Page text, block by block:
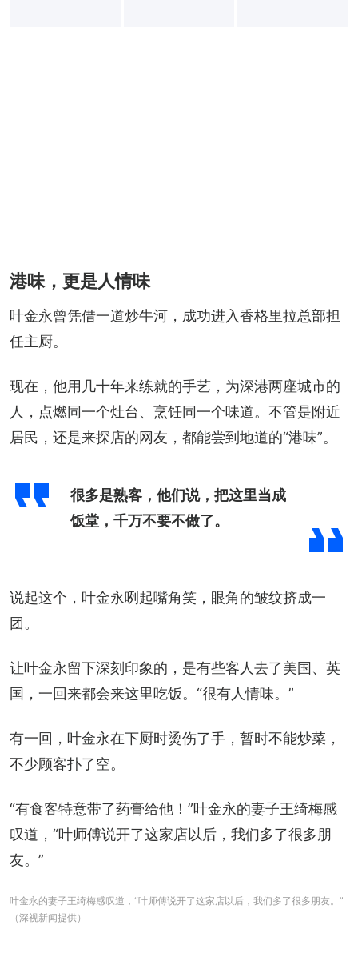
港味，更是人情味
叶金永曾凭借一道炒牛河，成功进入香格里拉总部担
任主厨。
现在，他用几十年来练就的手艺，为深港两座城市的
人，点燃同一个灶台、烹饪同一个味道。不管是附近
居民，还是来探店的网友，都能尝到地道的“港味”。
很多是熟客，他们说，把这里当成
饭堂，千万不要不做了。
说起这个，叶金永咧起嘴角笑，眼角的皱纹挤成一
团。
让叶金永留下深刻印象的，是有些客人去了美国、英
国，一回来都会来这里吃饭。“很有人情味。”
有一回，叶金永在下厨时烫伤了手，暂时不能炒菜，
不少顾客扑了空。
“有食客特意带了药膏给他！”叶金永的妻子王绮梅感
叹道，“叶师傅说开了这家店以后，我们多了很多朋
友。”
叶金永的妻子王绮梅感叹道，“叶师傅说开了这家店以后，我们多了很多朋友。”
（深视新闻提供）